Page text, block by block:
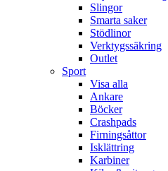
Slingor
Smarta saker
Stödlinor
Verktygssäkring
Outlet
Sport
Visa alla
Ankare
Böcker
Crashpads
Firningsåttor
Isklättring
Karbiner